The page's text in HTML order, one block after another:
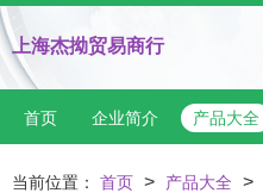
上海杰拗贸易商行
首页 企业简介 产品大全
当前位置： 首页 > 产品大全 >